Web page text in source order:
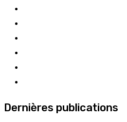
Dernières publications